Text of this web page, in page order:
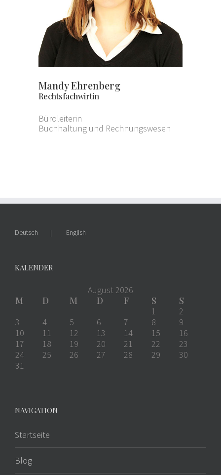
Mandy Ehrenberg
Rechtsfachwirtin
Büroleiterin
Buchhaltung und Rechnungswesen
Deutsch English
KALENDER
August 2026
M D M D F S S
1
2
3
4 5 6 7 8
9
10
11 12 13 14 15
16
17
18 19 20 21 22
23
24
25 26 27 28 29
30
31
NAVIGATION
Startseite
Blog